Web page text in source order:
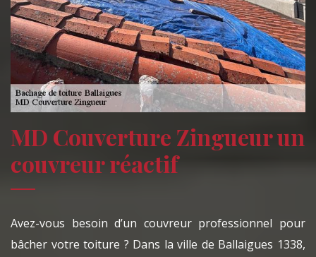
MD Couverture Zingueur un
couvreur réactif
Avez-vous besoin d’un couvreur professionnel pour
bâcher votre toiture ? Dans la ville de Ballaigues 1338,